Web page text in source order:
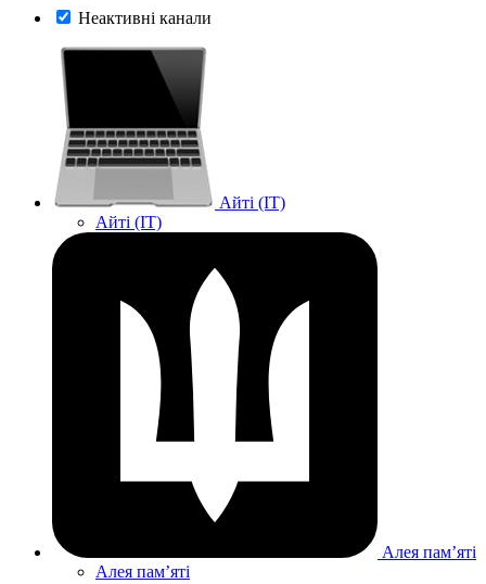
Неактивні канали
Айті (IT)
Айті (IT)
Алея памʼяті
Алея памʼяті